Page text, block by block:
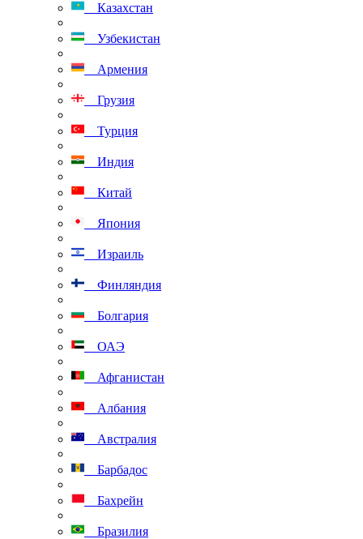
Казахстан
Узбекистан
Армения
Грузия
Турция
Индия
Китай
Япония
Израиль
Финляндия
Болгария
ОАЭ
Афганистан
Албания
Австралия
Барбадос
Бахрейн
Бразилия